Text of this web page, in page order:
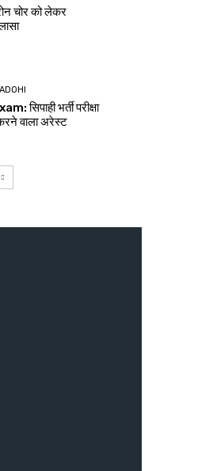
चोर को लेकर
सिपाही भर्ती परीक्षा
वाला अरेस्ट